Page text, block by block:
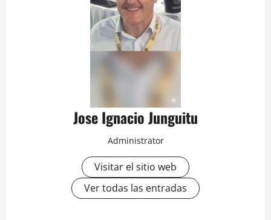
Jose Ignacio Junguitu
Administrator
Visitar el sitio web
Ver todas las entradas